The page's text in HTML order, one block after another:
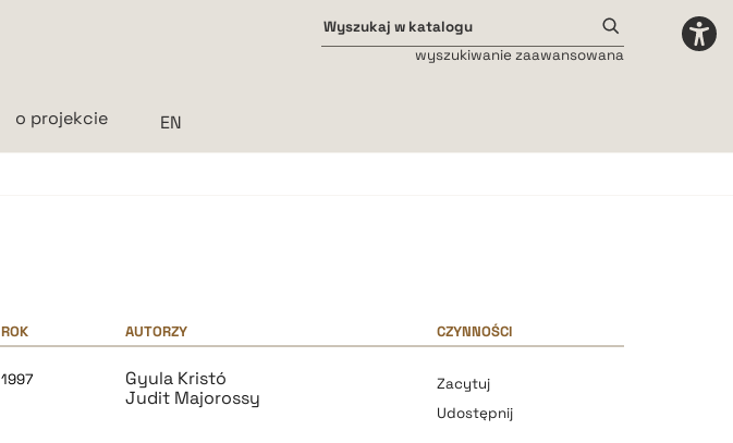
o projekcie
wyszukiwanie zaawansowana
ROK AUTORZY CZYNNOŚCI
1997
Gyula Kristó
Judit Majorossy
Zacytuj
Udostępnij